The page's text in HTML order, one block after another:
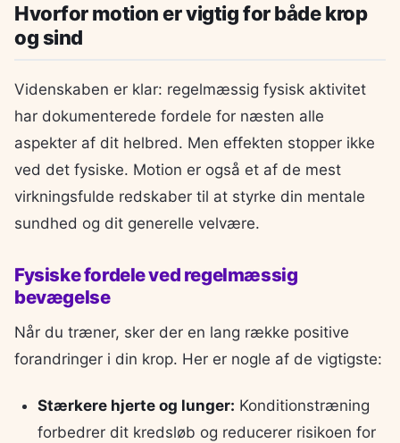
Hvorfor motion er vigtig for både krop
og sind
Videnskaben er klar: regelmæssig fysisk aktivitet
har dokumenterede fordele for næsten alle
aspekter af dit helbred. Men effekten stopper ikke
ved det fysiske. Motion er også et af de mest
virkningsfulde redskaber til at styrke din mentale
sundhed og dit generelle velvære.
Fysiske fordele ved regelmæssig
bevægelse
Når du træner, sker der en lang række positive
forandringer i din krop. Her er nogle af de vigtigste:
Stærkere hjerte og lunger: Konditionstræning
forbedrer dit kredsløb og reducerer risikoen for